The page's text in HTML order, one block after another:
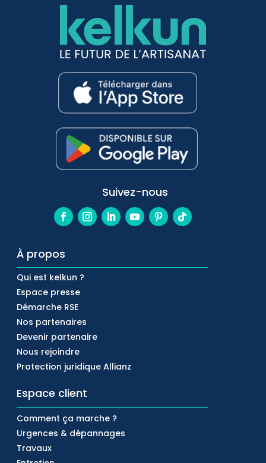
Suivez-nous
À propos
Qui est kelkun ?
Espace presse
Démarche RSE
Nos partenaires
Devenir partenaire
Nous rejoindre
Protection juridique Allianz
Espace client
Comment ça marche ?
Urgences & dépannages
Travaux